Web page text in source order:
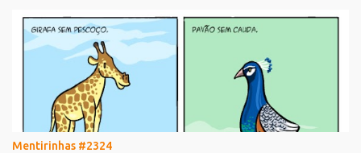
Mentirinhas #2324